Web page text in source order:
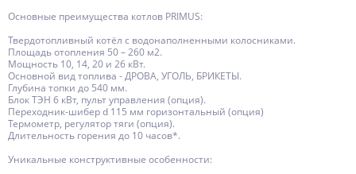
Основные преимущества котлов PRIMUS:
Твердотопливный котёл c водонаполненными колосниками.
Площадь отопления 50 – 260 м2.
Мощность 10, 14, 20 и 26 кВт.
Основной вид топлива - ДРОВА, УГОЛЬ, БРИКЕТЫ.
Глубина топки до 540 мм.
Блок ТЭН 6 кВт, пульт управления (опция).
Переходник-шибер d 115 мм горизонтальный (опция)
Термометр, регулятор тяги (опция).
Длительность горения до 10 часов*.
Уникальные конструктивные особенности: